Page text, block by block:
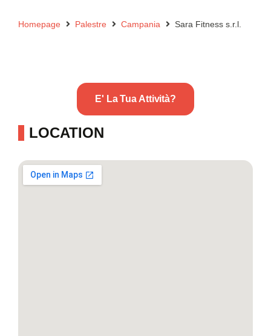
Homepage Palestre Campania Sara Fitness s.r.l.
E' La Tua Attività?
LOCATION